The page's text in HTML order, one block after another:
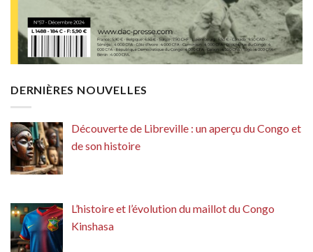
DERNIÈRES NOUVELLES
Découverte de Libreville : un aperçu du Congo et
de son histoire
L’histoire et l’évolution du maillot du Congo
Kinshasa